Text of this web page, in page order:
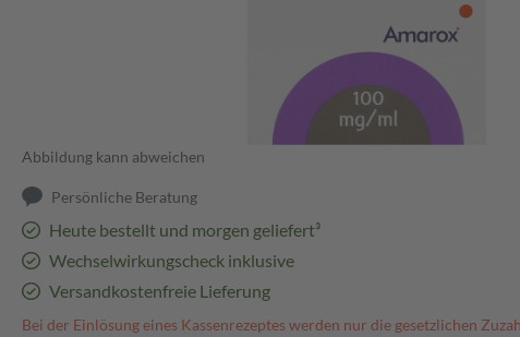
Abbildung kann abweichen
Persönliche Beratung
Heute bestellt und morgen geliefert³
Wechselwirkungscheck inklusive
Versandkostenfreie Lieferung
Bei der Einlösung eines Kassenrezeptes werden nur die gesetzlichen